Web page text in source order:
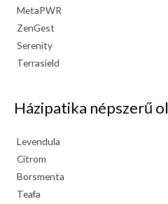
MetaPWR
ZenGest
Serenity
Terrasield
Házipatika népszerű
Levendula
Citrom
Borsmenta
Teafa